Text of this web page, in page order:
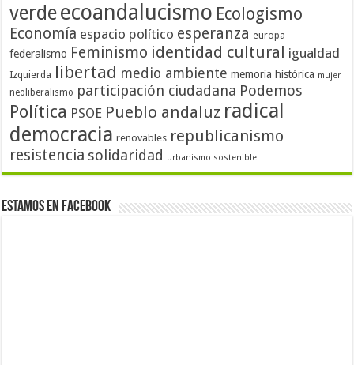
verdeecoandalucismo Ecologismo
Economía espacio político esperanza europa
federalismo Feminismo identidad cultural igualdad
Izquierda libertad medio ambiente memoria histórica mujer
neoliberalismo participación ciudadana Podemos
Política PSOE Pueblo andaluz radical
democracia renovables republicanismo
resistencia solidaridad urbanismo sostenible
Estamos en Facebook